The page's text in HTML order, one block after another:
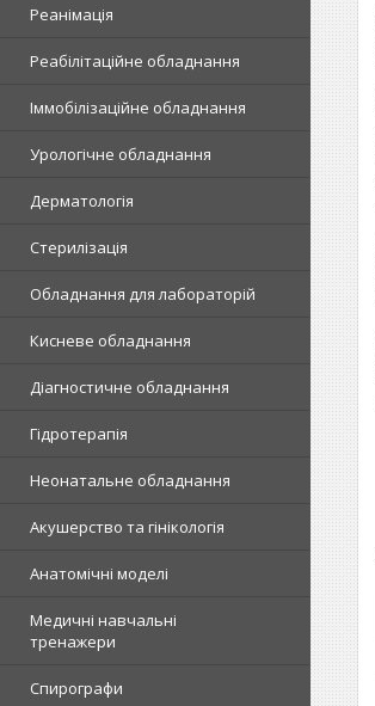
Реанімація
Реабілітаційне обладнання
Іммобілізаційне обладнання
Урологічне обладнання
Дерматологія
Стерилізація
Обладнання для лабораторій
Кисневе обладнання
Діагностичне обладнання
Гідротерапія
Неонатальне обладнання
Акушерство та гінікологія
Анатомічні моделі
Медичні навчальні
тренажери
Спирографи